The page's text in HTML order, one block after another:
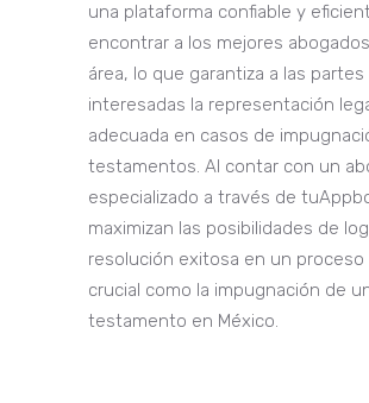
una plataforma confiable y
encontrar a los mejores
área, lo que garantiza a las partes
interesadas la representación
adecuada en casos de
testamentos. Al contar con un
especializado a través de
maximizan las posibilidades de
resolución exitosa en un proceso
crucial como la impugnación de
testamento en México.